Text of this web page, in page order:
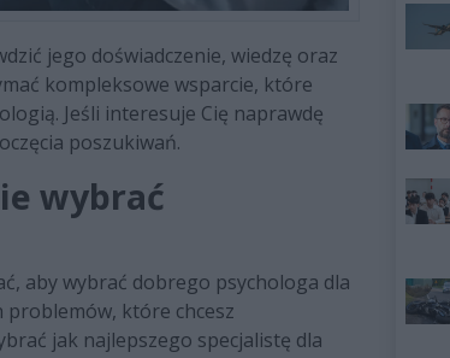
jego doświadczenie, wiedzę oraz
kompleksowe wsparcie, które
Jeśli interesuje Cię naprawdę
poszukiwań.
wybrać
aby wybrać dobrego psychologa dla
problemów, które chcesz
jak najlepszego specjalistę dla